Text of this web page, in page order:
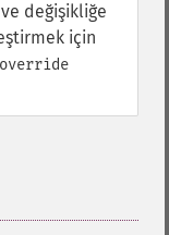
değişikliğe
için